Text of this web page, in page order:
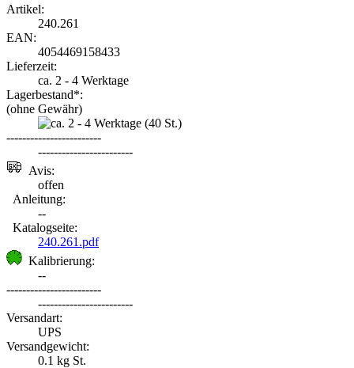
Artikel:
240.261
EAN:
4054469158433
Lieferzeit:
ca. 2 - 4 Werktage
Lagerbestand*:
(ohne Gewähr)
(40 St.)
------------------------
------------------------
Avis:
offen
Anleitung:
--
Katalogseite:
240.261.pdf
Kalibrierung:
--
------------------------
------------------------
Versandart:
UPS
Versandgewicht:
0.1 kg St.